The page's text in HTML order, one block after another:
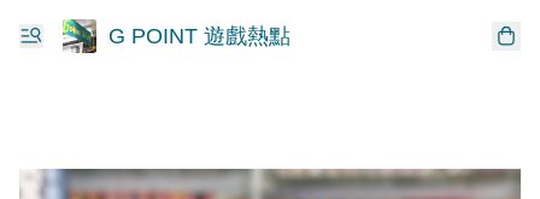
G POINT 遊戲熱點